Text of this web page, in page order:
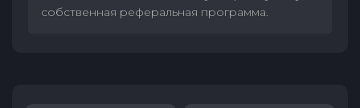
собственная реферальная программа.